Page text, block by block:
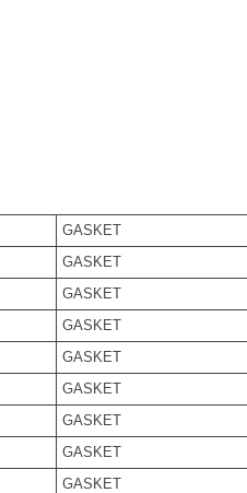
GASKET
GASKET
GASKET
GASKET
GASKET
GASKET
GASKET
GASKET
GASKET